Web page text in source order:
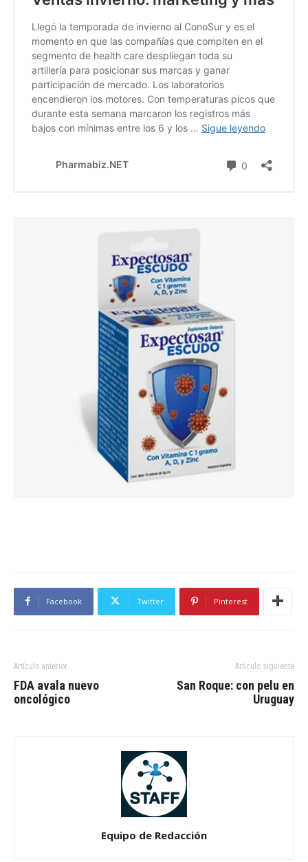
Facebook Twitter Pinterest
Artículo anterior
FDA avala nuevo
oncológico
Artículo siguiente
San Roque: con pelu en
Uruguay
Equipo de Redacción